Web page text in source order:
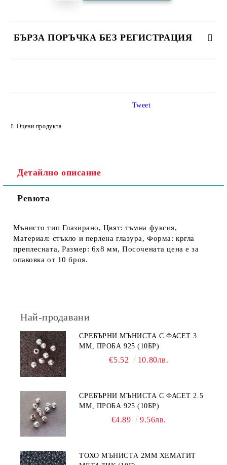
БЪРЗА ПОРЪЧКА БЕЗ РЕГИСТРАЦИЯ
Оцени продукта
Tweet
Детайлно описание
Ревюта
Мънисто тип Глазирано, Цвят: тъмна фуксия,
Материал: стъкло и перлена глазура, Форма: кргла
преплесната, Размер: 6х8 мм, Посочената цена е за
опаковка от 10 броя.
Най-продавани
СРЕБЪРНИ МЪНИСТА С ФАСЕТ 3
ММ, ПРОБА 925 (10БР)
€5.52 10.80лв.
СРЕБЪРНИ МЪНИСТА С ФАСЕТ 2.5
ММ, ПРОБА 925 (10БР)
€4.89 9.56лв.
ТОХО МЪНИСТА 2ММ ХЕМАТИТ